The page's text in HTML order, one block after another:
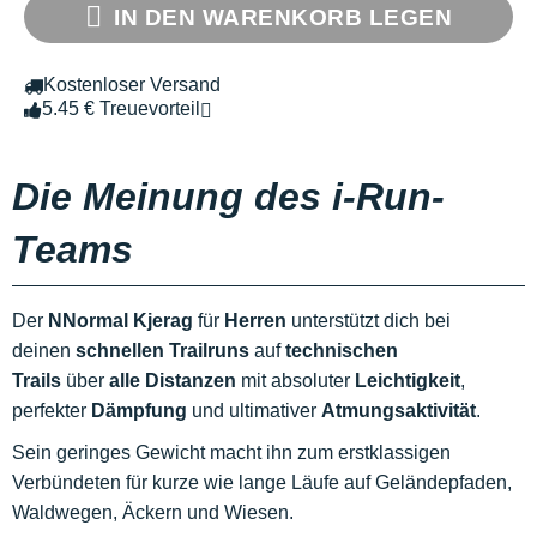
IN DEN WARENKORB LEGEN
Kostenloser Versand
5.45 € Treuevorteil
Die Meinung des i-Run-
Teams
Der NNormal Kjerag für Herren unterstützt dich bei
deinen schnellen Trailruns auftechnischen
Trails über alle Distanzen mit absoluter Leichtigkeit,
perfekter Dämpfung und ultimativer Atmungsaktivität.
Sein geringes Gewicht macht ihn zum erstklassigen
Verbündeten für kurze wie lange Läufe auf Geländepfaden,
Waldwegen, Äckern und Wiesen.